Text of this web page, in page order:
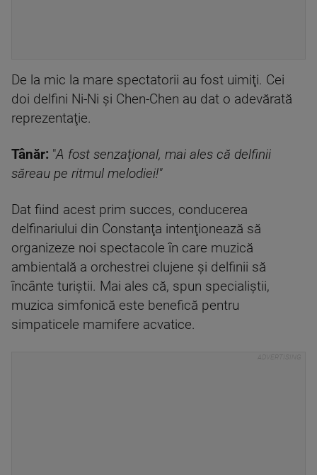
De la mic la mare spectatorii au fost uimiţi. Cei
doi delfini Ni-Ni şi Chen-Chen au dat o adevărată
reprezentaţie.
Tânăr: "A fost senzaţional, mai ales că delfinii
săreau pe ritmul melodiei!"
Dat fiind acest prim succes, conducerea
delfinariului din Constanţa intenţionează să
organizeze noi spectacole în care muzică
ambientală a orchestrei clujene şi delfinii să
încânte turiştii. Mai ales că, spun specialiştii,
muzica simfonică este benefică pentru
simpaticele mamifere acvatice.